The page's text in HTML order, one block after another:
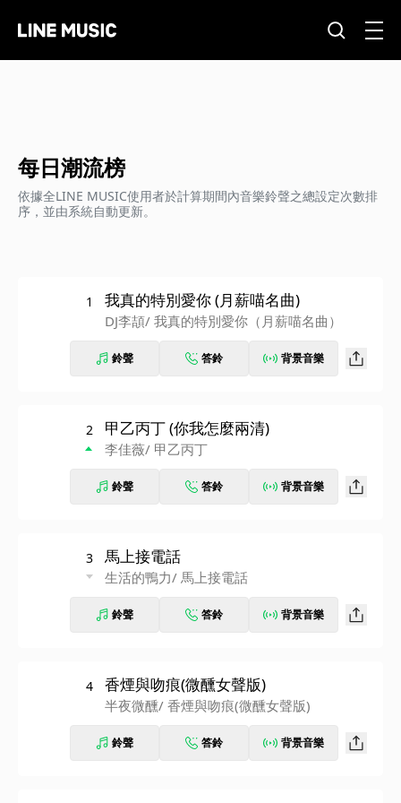
每日潮流榜
依據全LINE MUSIC使用者於計算期間內音樂鈴聲之總設定次數排
序，並由系統自動更新。
1 我真的特別愛你 (月薪喵名曲)
DJ李頡/ 我真的特別愛你（月薪喵名曲）
鈴聲 答鈴 背景音樂
2 甲乙丙丁 (你我怎麼兩清)
李佳薇/ 甲乙丙丁
鈴聲 答鈴 背景音樂
3 馬上接電話
生活的鴨力/ 馬上接電話
鈴聲 答鈴 背景音樂
4 香煙與吻痕(微醺女聲版)
半夜微醺/ 香煙與吻痕(微醺女聲版)
鈴聲 答鈴 背景音樂